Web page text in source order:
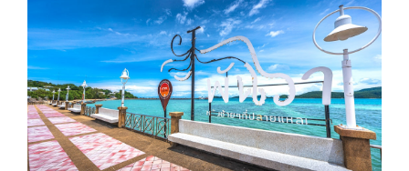
ประวัติศาสตร์ของภูเก็ต ผ่านการจัดแสดงที่น่าสนใจ
ภายในพิพิธภัณฑ์แห่งนี้